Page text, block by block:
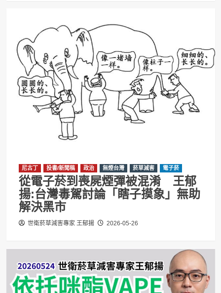
尼古丁 投書/新聞稿 政治 無煙台灣 菸草減害 電子菸
從電子菸到喪屍煙彈被混淆 王郁
揚:台灣毒駕討論「瞎子摸象」無助
解決黑市
世衛菸草減害專家 王郁揚 2026-05-26